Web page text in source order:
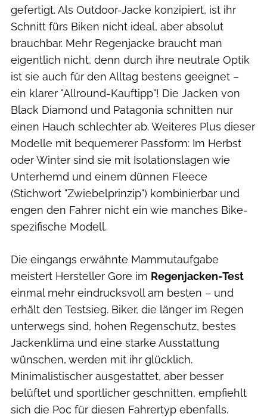
gefertigt. Als Outdoor-Jacke konzipiert, ist ihr
Schnitt fürs Biken nicht ideal, aber absolut
brauchbar. Mehr Regenjacke braucht man
eigentlich nicht, denn durch ihre neutrale Optik
ist sie auch für den Alltag bestens geeignet –
ein klarer "Allround-Kauftipp"! Die Jacken von
Black Diamond und Patagonia schnitten nur
einen Hauch schlechter ab. Weiteres Plus dieser
Modelle mit bequemerer Passform: Im Herbst
oder Winter sind sie mit Isolationslagen wie
Unterhemd und einem dünnen Fleece
(Stichwort "Zwiebelprinzip") kombinierbar und
engen den Fahrer nicht ein wie manches Bike-
spezifische Modell.
Die eingangs erwähnte Mammutaufgabe
meistert Hersteller Gore im Regenjacken-Test
einmal mehr eindrucksvoll am besten – und
erhält den Testsieg. Biker, die länger im Regen
unterwegs sind, hohen Regenschutz, bestes
Jackenklima und eine starke Ausstattung
wünschen, werden mit ihr glücklich.
Minimalistischer ausgestattet, aber besser
belüftet und sportlicher geschnitten, empfiehlt
sich die Poc für diesen Fahrertyp ebenfalls.